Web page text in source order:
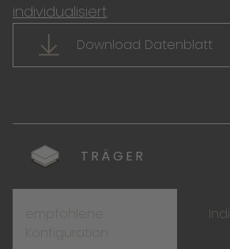
individualisiert.
Download Datenblatt
TRÄGER
empfohlene
Konfiguration